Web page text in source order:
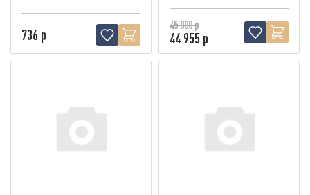
736 р
45 000 р
44 955 р